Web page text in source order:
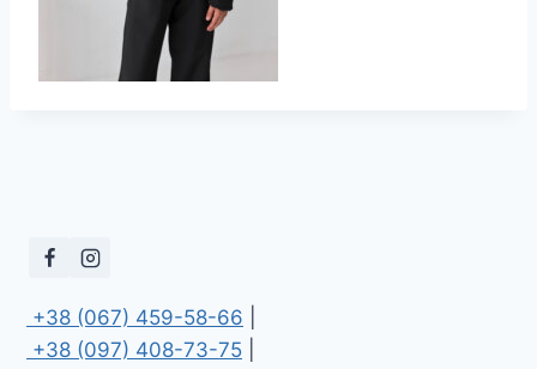
+38 (067) 459-58-66
+38 (097) 408-73-75